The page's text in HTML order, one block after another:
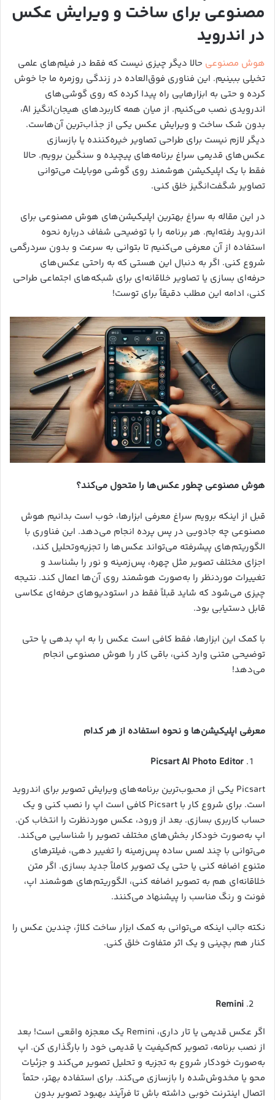
مصنوعی برای ساخت و ویرایش عکس
در اندروید
هوش مصنوعی حالا دیگر چیزی نیست که فقط در فیلم‌های علمی
تخیلی ببینیم. این فناوری فوق‌العاده در زندگی روزمره ما جا خوش
کرده و حتی به ابزارهایی راه پیدا کرده که روی گوشی‌های
اندرویدی نصب می‌کنیم. از میان همه کاربردهای هیجان‌انگیز AI،
بدون شک ساخت و ویرایش عکس یکی از جذاب‌ترین آن‌هاست.
دیگر لازم نیست برای طراحی تصاویر خیره‌کننده یا بازسازی
عکس‌های قدیمی سراغ برنامه‌های پیچیده و سنگین برویم. حالا
فقط با یک اپلیکیشن هوشمند روی گوشی موبایلت می‌توانی
تصاویر شگفت‌انگیز خلق کنی.
در این مقاله به سراغ بهترین اپلیکیشن‌های هوش مصنوعی برای
اندروید رفته‌ایم. هر برنامه را با توضیحی شفاف درباره نحوه
استفاده از آن معرفی می‌کنیم تا بتوانی به سرعت و بدون سردرگمی
شروع کنی. اگر به دنبال این هستی که به راحتی عکس‌های
حرفه‌ای بسازی یا تصاویر خلاقانه‌ای برای شبکه‌های اجتماعی طراحی
کنی، ادامه این مطلب دقیقاً برای توست!
هوش مصنوعی چطور عکس‌ها را متحول می‌کند؟
قبل از اینکه برویم سراغ معرفی ابزارها، خوب است بدانیم هوش
مصنوعی چه جادویی در پس پرده انجام می‌دهد. این فناوری با
الگوریتم‌های پیشرفته می‌تواند عکس‌ها را تجزیه‌وتحلیل کند،
اجزای مختلف تصویر مثل چهره، پس‌زمینه و نور را بشناسد و
تغییرات موردنظر را به‌صورت هوشمند روی آن‌ها اعمال کند. نتیجه
چیزی می‌شود که شاید قبلاً فقط در استودیوهای حرفه‌ای عکاسی
قابل دستیابی بود.
با کمک این ابزارها، فقط کافی است عکس را به اپ بدهی یا حتی
توضیحی متنی وارد کنی، باقی کار را هوش مصنوعی انجام
می‌دهد!
معرفی اپلیکیشن‌ها و نحوه استفاده از هر کدام
Picsart AI Photo Editor
Picsart یکی از محبوب‌ترین برنامه‌های ویرایش تصویر برای اندروید
است. برای شروع کار با Picsart کافی است اپ را نصب کنی و یک
حساب کاربری بسازی. بعد از ورود، عکس موردنظرت را انتخاب کن.
اپ به‌صورت خودکار بخش‌های مختلف تصویر را شناسایی می‌کند.
می‌توانی با چند لمس ساده پس‌زمینه را تغییر دهی، فیلترهای
متنوع اضافه کنی یا حتی یک تصویر کاملاً جدید بسازی. اگر متن
خلاقانه‌ای هم به تصویر اضافه کنی، الگوریتم‌های هوشمند اپ،
فونت و رنگ مناسب را پیشنهاد می‌کنند.
نکته جالب اینکه می‌توانی به کمک ابزار ساخت کلاژ، چندین عکس را
کنار هم بچینی و یک اثر متفاوت خلق کنی.
Remini
اگر عکس قدیمی یا تار داری، Remini یک معجزه واقعی است! بعد
از نصب برنامه، تصویر کم‌کیفیت یا قدیمی خود را بارگذاری کن. اپ
به‌صورت خودکار شروع به تجزیه و تحلیل تصویر می‌کند و جزئیات
محو یا مخدوش‌شده را بازسازی می‌کند. برای استفاده بهتر، حتماً
اتصال اینترنت خوبی داشته باش تا فرآیند بهبود تصویر بدون